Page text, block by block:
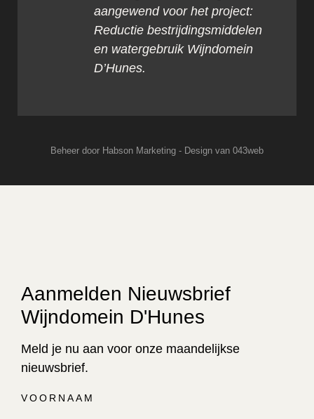
aangewend voor het project:
Reductie bestrijdingsmiddelen
en watergebruik Wijndomein
D’Hunes.
Beheer door Habson Marketing - Design van 043web
Aanmelden Nieuwsbrief
Wijndomein D'Hunes
Meld je nu aan voor onze maandelijkse
nieuwsbrief.
VOORNAAM